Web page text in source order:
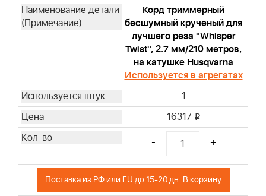
Корд триммерный
бесшумный крученый для
лучшего реза "Whisper
Twist", 2.7 мм/210 метров,
на катушке Husqvarna
Используется в агрегатах
1
16317 i
- +
Поставка из РФ или EU до 15-20 дн. В корзину